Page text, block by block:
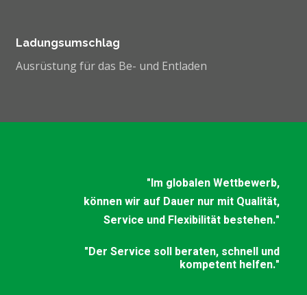
Ladungsumschlag
Ausrüstung für das Be- und Entladen
"Im globalen Wettbewerb,
können wir auf Dauer nur mit Qualität,
Service und Flexibilität bestehen."
"Der Service soll beraten, schnell und
kompetent helfen."